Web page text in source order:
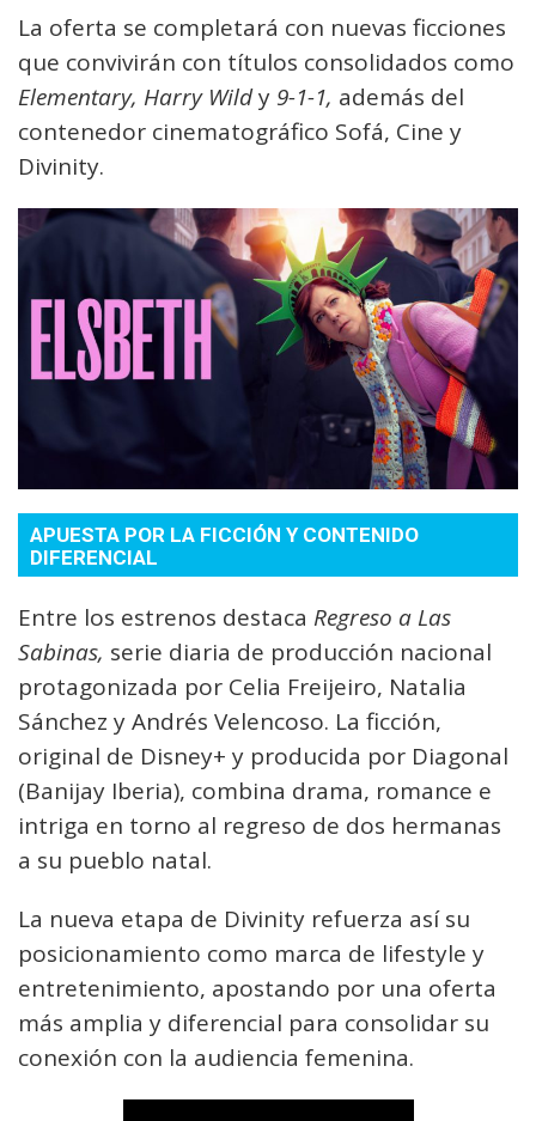
La oferta se completará con nuevas ficciones
que convivirán con títulos consolidados como
Elementary, Harry Wildy 9-1-1, además del
contenedor cinematográfico Sofá, Cine y
Divinity.
APUESTA POR LA FICCIÓN Y CONTENIDO
DIFERENCIAL
Entre los estrenos destaca Regreso a Las
Sabinas, serie diaria de producción nacional
protagonizada por Celia Freijeiro, Natalia
Sánchez y Andrés Velencoso. La ficción,
original de Disney+ y producida por Diagonal
(Banijay Iberia), combina drama, romance e
intriga en torno al regreso de dos hermanas
a su pueblo natal.
La nueva etapa de Divinity refuerza así su
posicionamiento como marca de lifestyle y
entretenimiento, apostando por una oferta
más amplia y diferencial para consolidar su
conexión con la audiencia femenina.